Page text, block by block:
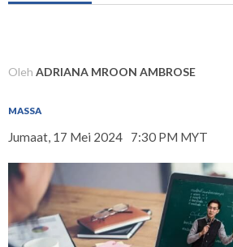
Oleh ADRIANA MROON AMBROSE
MASSA
Jumaat, 17 Mei 2024 7:30 PM MYT